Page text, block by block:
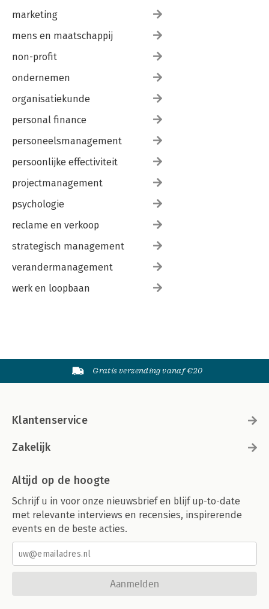
marketing
mens en maatschappij
non-profit
ondernemen
organisatiekunde
personal finance
personeelsmanagement
persoonlijke effectiviteit
projectmanagement
psychologie
reclame en verkoop
strategisch management
verandermanagement
werk en loopbaan
Gratis verzending vanaf €20
Klantenservice
Zakelijk
Altijd op de hoogte
Schrijf u in voor onze nieuwsbrief en blijf up-to-date
met relevante interviews en recensies, inspirerende
events en de beste acties.
Aanmelden